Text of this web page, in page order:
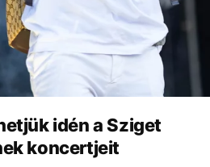
idén a Sziget
koncertjeit